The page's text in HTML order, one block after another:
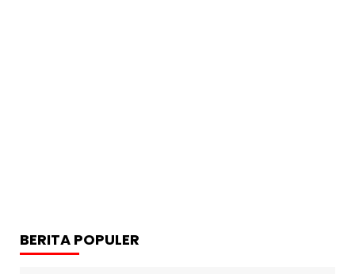
BERITA POPULER